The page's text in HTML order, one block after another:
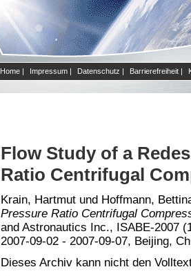
Home | Impressum | Datenschutz | Barrierefreiheit |
Flow Study of a
Ratio Centrifugal
Krain, Hartmut und Hoffmann,
Pressure Ratio Centrifugal
and Astronautics Inc., ISABE-2007
2007-09-02 - 2007-09-07, Beijing,
Dieses Archiv kann nicht den